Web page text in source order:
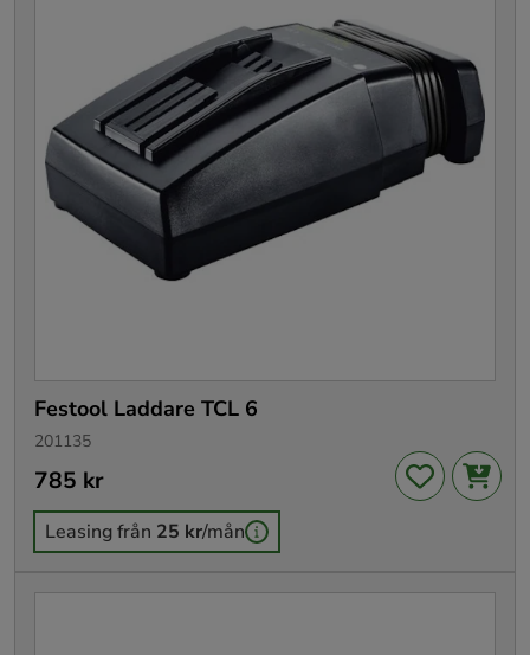
Festool Laddare TCL 6
201135
Pris: 785 kr
785 kr
Leasing från 25 kr/mån